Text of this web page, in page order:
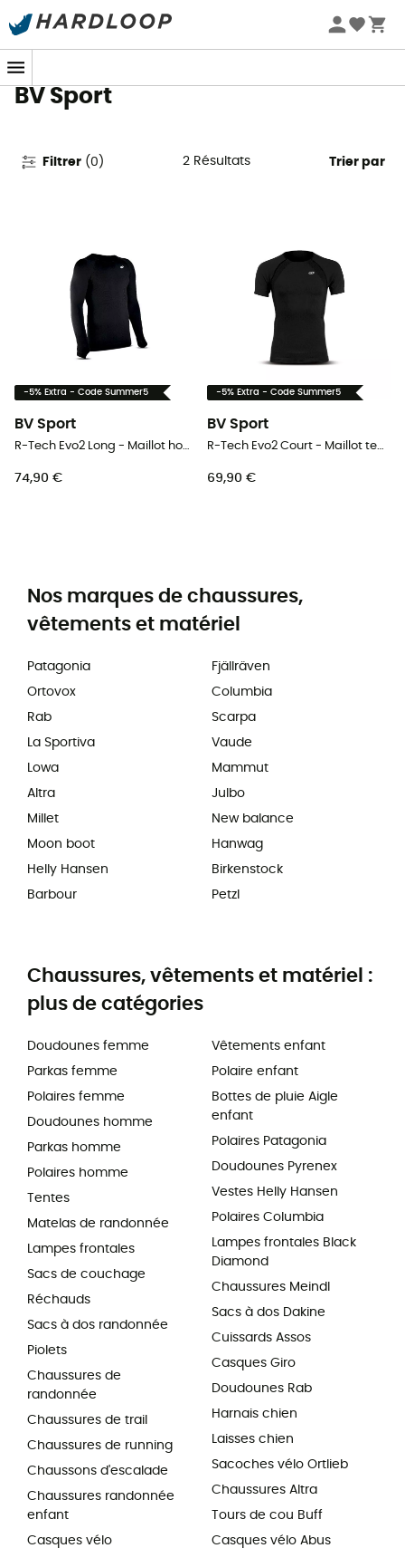
Promos d'été 🔥 -5 % EXTRA dès 2 produits* code Summer5
T-shirts & Maillots techniques
BV Sport
Filtrer (0 ) 2 Résultats Trier par
-5% Extra - Code Summer5
BV Sport
R-Tech Evo2 Long - Maillot homme
74,90 €
-5% Extra - Code Summer5
BV Sport
R-Tech Evo2 Court - Maillot technique homme
69,90 €
Nos marques de chaussures,
vêtements et matériel
Patagonia
Ortovox
Rab
La Sportiva
Lowa
Altra
Millet
Moon boot
Helly Hansen
Barbour
Fjällräven
Columbia
Scarpa
Vaude
Mammut
Julbo
New balance
Hanwag
Birkenstock
Petzl
Chaussures, vêtements et matériel :
plus de catégories
Doudounes femme
Parkas femme
Polaires femme
Doudounes homme
Parkas homme
Polaires homme
Tentes
Matelas de randonnée
Lampes frontales
Sacs de couchage
Réchauds
Sacs à dos randonnée
Piolets
Chaussures de
randonnée
Chaussures de trail
Chaussures de running
Chaussons d'escalade
Chaussures randonnée
enfant
Casques vélo
Vêtements enfant
Polaire enfant
Bottes de pluie Aigle
enfant
Polaires Patagonia
Doudounes Pyrenex
Vestes Helly Hansen
Polaires Columbia
Lampes frontales Black
Diamond
Chaussures Meindl
Sacs à dos Dakine
Cuissards Assos
Casques Giro
Doudounes Rab
Harnais chien
Laisses chien
Sacoches vélo Ortlieb
Chaussures Altra
Tours de cou Buff
Casques vélo Abus